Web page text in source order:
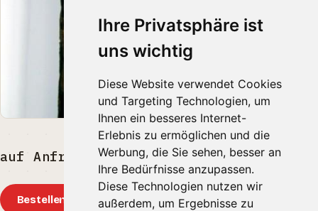
Ihre Privatsphäre ist
uns wichtig
Diese Website verwendet Cookies
und Targeting Technologien, um
Ihnen ein besseres Internet-
Erlebnis zu ermöglichen und die
Werbung, die Sie sehen, besser an
Ihre Bedürfnisse anzupassen.
Diese Technologien nutzen wir
außerdem, um Ergebnisse zu
auf Anfrage EUR
Bestellen